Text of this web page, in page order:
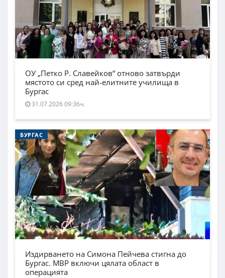
ОУ „Петко Р. Славейков“ отново затвърди
мястото си сред най-елитните училища в
Бургас
31.07.2026 09:36ч.
БУРГАС
Издирването на Симона Пейчева стигна до
Бургас. МВР включи цялата област в
операцията